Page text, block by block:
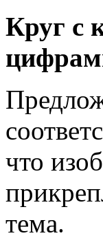
Круг с
что
тема.